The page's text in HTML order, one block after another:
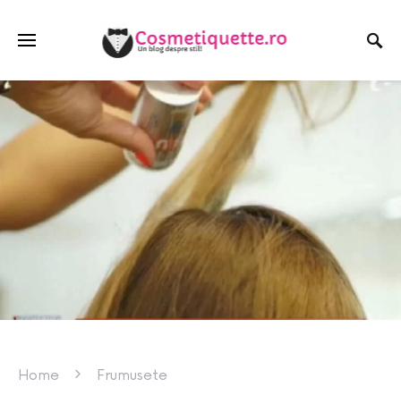
Home Frumusete